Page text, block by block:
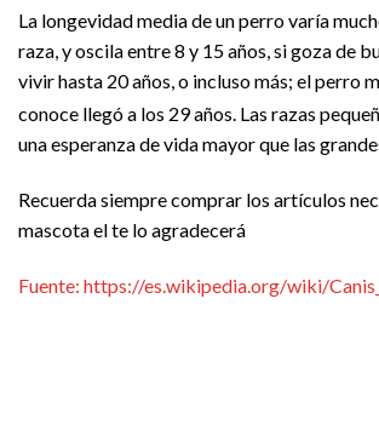
La longevidad media de un perro varía
raza, y oscila entre 8 y 15 años, si goza de
vivir hasta 20 años, o incluso más; el perro
conoce llegó a los 29 años. Las razas
una esperanza de vida mayor que las
Recuerda siempre comprar los artículos
mascota el te lo agradecerá
Fuente: https://es.wikipedia.org/wiki/